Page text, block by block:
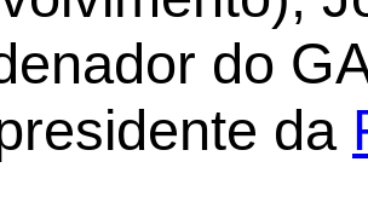
do
da